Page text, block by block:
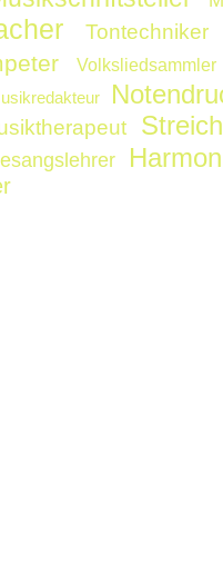
Tontechniker
Volksliedsammler